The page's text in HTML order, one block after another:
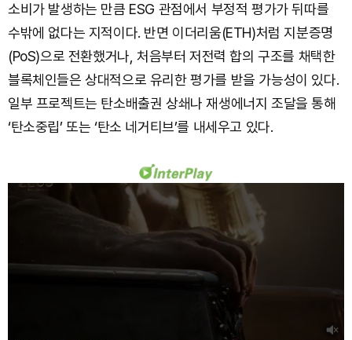
소비가 발생하는 만큼 ESG 관점에서 부정적 평가가 뒤따를
수밖에 없다는 지적이다. 반면 이더리움(ETH)처럼 지분증명
(PoS)으로 전환했거나, 처음부터 저전력 합의 구조를 채택한
블록체인들은 상대적으로 유리한 평가를 받을 가능성이 있다.
일부 프로젝트는 탄소배출권 상쇄나 재생에너지 조달을 통해
‘탄소중립’ 또는 ‘탄소 네거티브’를 내세우고 있다.